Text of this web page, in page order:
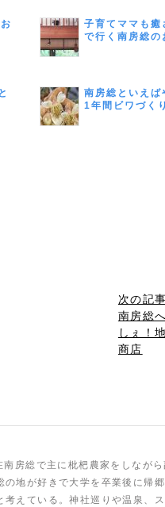
子育てママも癒
で行く南房総の
南房総といえば
1年間ビワづく
次の記
南房総
しぇ！
商店
房総で主に枇杷農家をしなが
の地が好きで大学を卒業後に帰
えている。神社巡りや温泉、